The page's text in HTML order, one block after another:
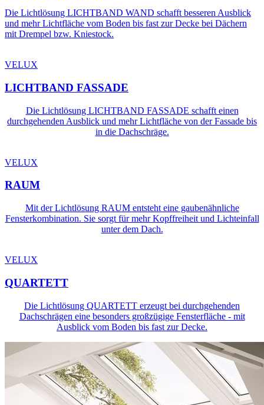
Die Lichtlösung LICHTBAND WAND schafft besseren Ausblick
und mehr Lichtfläche vom Boden bis fast zur Decke bei Dächern
mit Drempel bzw. Kniestock.
VELUX
LICHTBAND FASSADE
Die Lichtlösung LICHTBAND FASSADE schafft einen
durchgehenden Ausblick und mehr Lichtfläche von der Fassade bis
in die Dachschräge.
VELUX
RAUM
Mit der Lichtlösung RAUM entsteht eine gaubenähnliche
Fensterkombination. Sie sorgt für mehr Kopffreiheit und Lichteinfall
unter dem Dach.
VELUX
QUARTETT
Die Lichtlösung QUARTETT erzeugt bei durchgehenden
Dachschrägen eine besonders großzügige Fensterfläche - mit
Ausblick vom Boden bis fast zur Decke.